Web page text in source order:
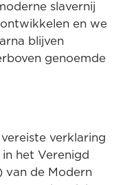
slavernij
en we
blijven
genoemde
verklaring
het Verenigd
van de Modern